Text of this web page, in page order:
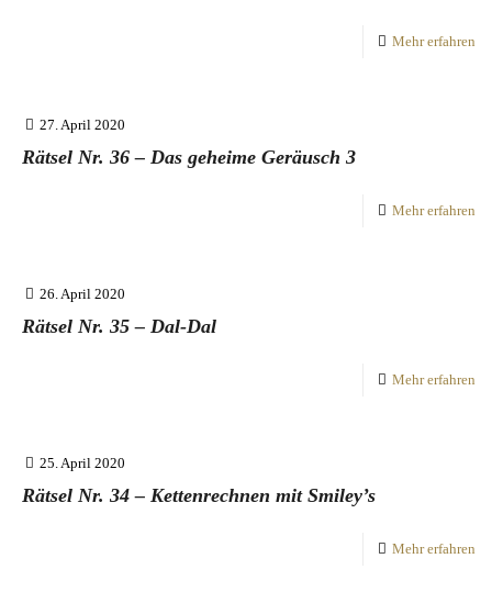
Mehr erfahren
27. April 2020
Rätsel Nr. 36 – Das geheime Geräusch 3
Mehr erfahren
26. April 2020
Rätsel Nr. 35 – Dal-Dal
Mehr erfahren
25. April 2020
Rätsel Nr. 34 – Kettenrechnen mit Smiley’s
Mehr erfahren